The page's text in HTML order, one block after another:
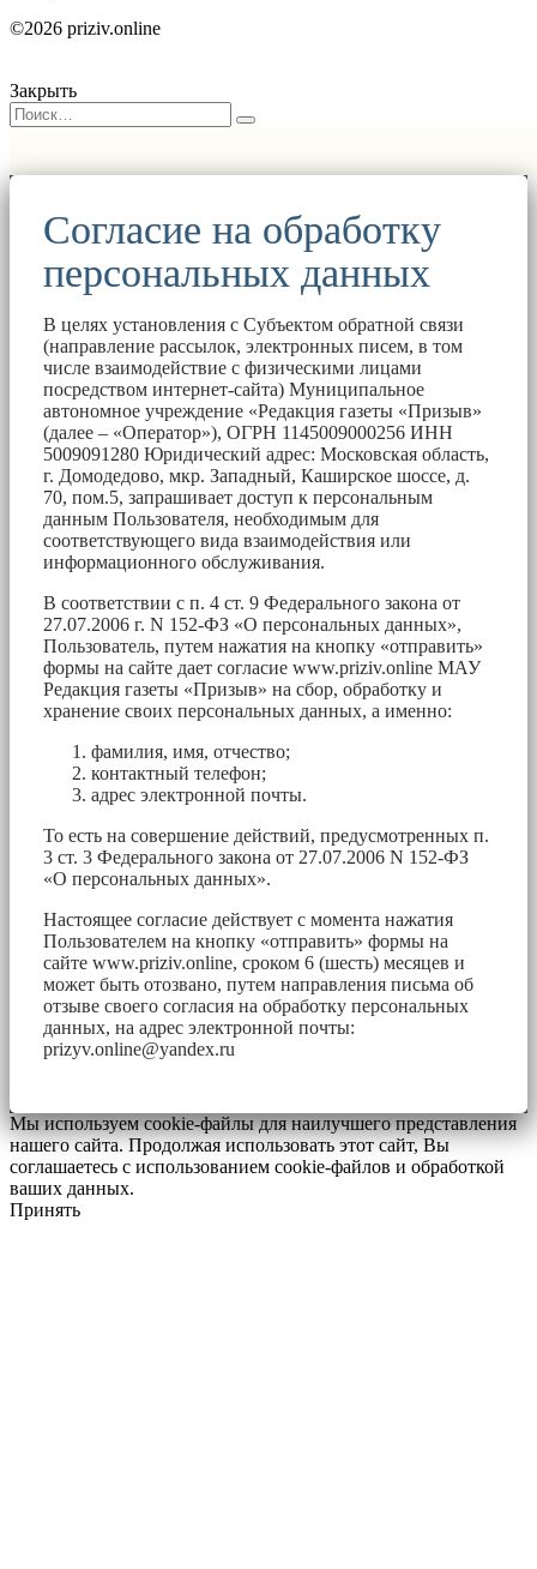
©2026 priziv.online
Закрыть
Согласие на обработку
персональных данных
В целях установления с Субъектом обратной связи
(направление рассылок, электронных писем, в том
числе взаимодействие с физическими лицами
посредством интернет-сайта) Муниципальное
автономное учреждение «Редакция газеты «Призыв»
(далее – «Оператор»), ОГРН 1145009000256 ИНН
5009091280 Юридический адрес: Московская область,
г. Домодедово, мкр. Западный, Каширское шоссе, д.
70, пом.5, запрашивает доступ к персональным
данным Пользователя, необходимым для
соответствующего вида взаимодействия или
информационного обслуживания.
В соответствии с п. 4 ст. 9 Федерального закона от
27.07.2006 г. N 152-ФЗ «О персональных данных»,
Пользователь, путем нажатия на кнопку «отправить»
формы на сайте дает согласие www.priziv.online МАУ
Редакция газеты «Призыв» на сбор, обработку и
хранение своих персональных данных, а именно:
фамилия, имя, отчество;
контактный телефон;
адрес электронной почты.
То есть на совершение действий, предусмотренных п.
3 ст. 3 Федерального закона от 27.07.2006 N 152-ФЗ
«О персональных данных».
Настоящее согласие действует с момента нажатия
Пользователем на кнопку «отправить» формы на
сайте www.priziv.online, сроком 6 (шесть) месяцев и
может быть отозвано, путем направления письма об
отзыве своего согласия на обработку персональных
данных, на адрес электронной почты:
prizyv.online@yandex.ru
Мы используем cookie-файлы для наилучшего представления
нашего сайта. Продолжая использовать этот сайт, Вы
соглашаетесь с использованием cookie-файлов и обработкой
ваших данных.
Принять